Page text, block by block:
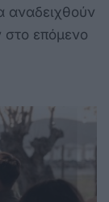
αναδειχθούν
επόμενο